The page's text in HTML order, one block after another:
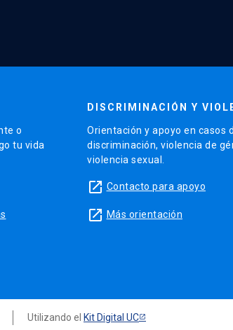
o
tu vida
DISCRIMINACIÓN Y
Orientación y apoyo en casos
discriminación, violencia de
violencia sexual.
launch Contacto para apoyo
launch Más orientación
Utilizando el Kit Digital UC